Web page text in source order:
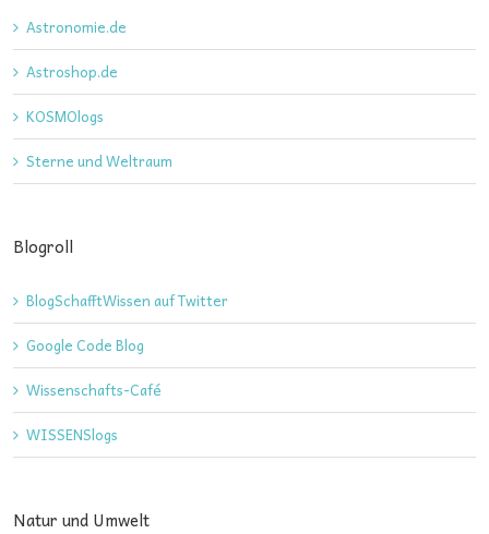
Astronomie.de
Astroshop.de
KOSMOlogs
Sterne und Weltraum
Blogroll
BlogSchafftWissen auf Twitter
Google Code Blog
Wissenschafts-Café
WISSENSlogs
Natur und Umwelt